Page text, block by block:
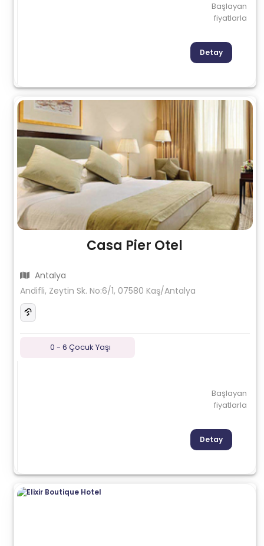
Başlayan
fiyatlarla
Detay
Casa Pier Otel
Antalya
Andifli, Zeytin Sk. No:6/1, 07580 Kaş/Antalya
0 - 6 Çocuk Yaşı
Başlayan
fiyatlarla
Detay